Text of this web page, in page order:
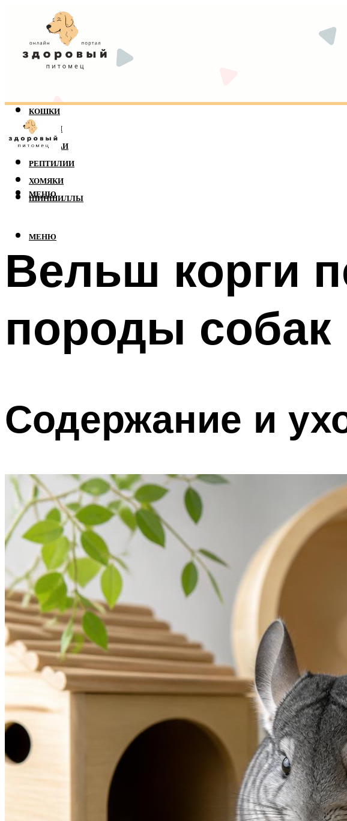
КОШКИ
СОБАКИ
ПОПУГАИ
РЕПТИЛИИ
ХОМЯКИ
ШИНШИЛЛЫ
МЕНЮ
МЕНЮ
Вельш корги
породы собак
Содержание и